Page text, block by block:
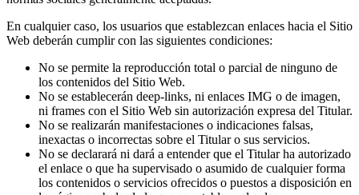
En cualquier caso, los usuarios que establezcan enlaces hacia el Sitio
Web deberán cumplir con las siguientes condiciones:
No se permite la reproducción total o parcial de ninguno de
los contenidos del Sitio Web.
No se establecerán deep-links, ni enlaces IMG o de imagen,
ni frames con el Sitio Web sin autorización expresa del Titular.
No se realizarán manifestaciones o indicaciones falsas,
inexactas o incorrectas sobre el Titular o sus servicios.
No se declarará ni dará a entender que el Titular ha autorizado
el enlace o que ha supervisado o asumido de cualquier forma
los contenidos o servicios ofrecidos o puestos a disposición en